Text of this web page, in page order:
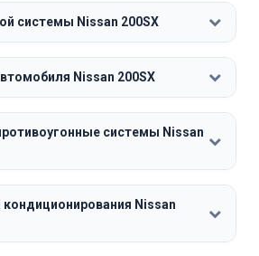
системы Nissan 200SX
Nissan 200SX
системы Nissan
Nissan